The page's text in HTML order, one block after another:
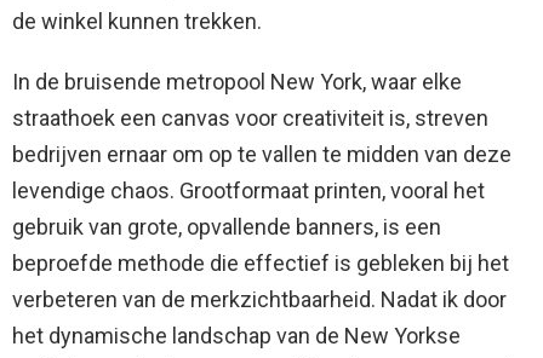
de winkel kunnen trekken.
In de bruisende metropool New York, waar elke
straathoek een canvas voor creativiteit is, streven
bedrijven ernaar om op te vallen te midden van deze
levendige chaos. Grootformaat printen, vooral het
gebruik van grote, opvallende banners, is een
beproefde methode die effectief is gebleken bij het
verbeteren van de merkzichtbaarheid. Nadat ik door
het dynamische landschap van de New Yorkse